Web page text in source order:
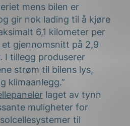
mens bilen er
gir nok lading til å kjøre
6,1 kilometer per
et gjennomsnitt på 2,9
I tillegg produserer
strøm til bilens lys,
klimaanlegg.”
laget av tynn
muligheter for
til